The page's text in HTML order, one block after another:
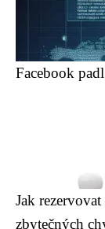
Facebook
Jak
zbytečných